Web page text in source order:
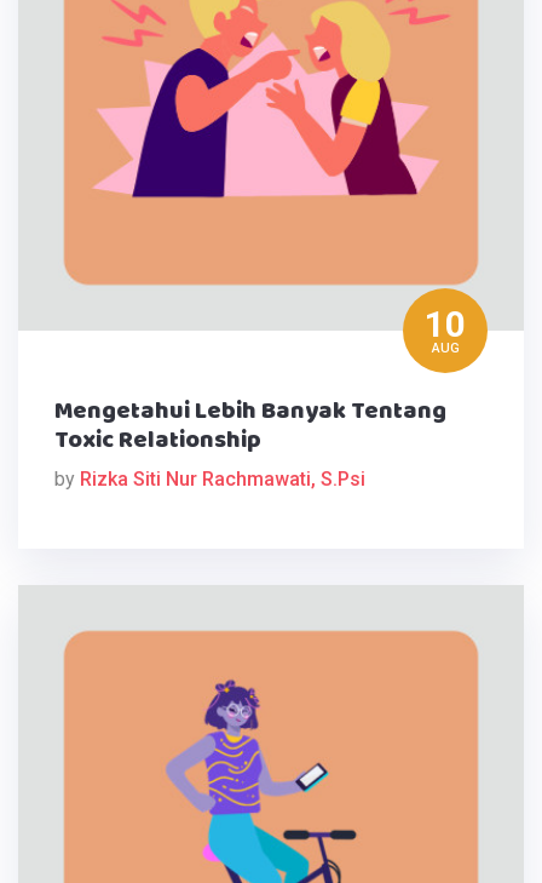
10
AUG
Mengetahui Lebih Banyak Tentang
Toxic Relationship
by Rizka Siti Nur Rachmawati, S.Psi